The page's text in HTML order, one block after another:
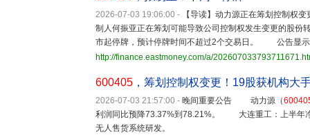
2026-07-03 19:06:00 -
【导读】动力源正在筹划控制
制人何振亚正在筹划可能导致公司控制权发生变更的股
市起停牌，预计停牌时间不超过2个交易日。 公告显示
http://finance.eastmoney.com/a/
600405 ，筹划控制权变更！19股获机构大
2026-07-03 21:57:00 - 晚间重要公告 动力源（
利润同比预降73.37%到78.21%。 大连重工：上半
无人售货系统研发。